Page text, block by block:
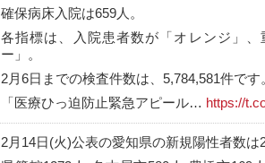
確保病床入院は659人。
各指標は、入院患者数が「オレンジ」
ー」。
2月6日までの検査件数は、5,784,581件です
「医療ひっ迫防止緊急アピール… https://
2月14日(火)公表の愛知県の新規陽性者数は